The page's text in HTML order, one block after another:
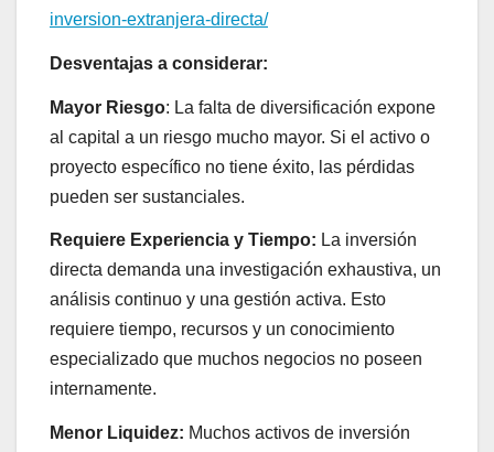
inversion-extranjera-directa/
Desventajas a considerar:
Mayor Riesgo: La falta de diversificación expone
al capital a un riesgo mucho mayor. Si el activo o
proyecto específico no tiene éxito, las pérdidas
pueden ser sustanciales.
Requiere Experiencia y Tiempo: La inversión
directa demanda una investigación exhaustiva, un
análisis continuo y una gestión activa. Esto
requiere tiempo, recursos y un conocimiento
especializado que muchos negocios no poseen
internamente.
Menor Liquidez: Muchos activos de inversión